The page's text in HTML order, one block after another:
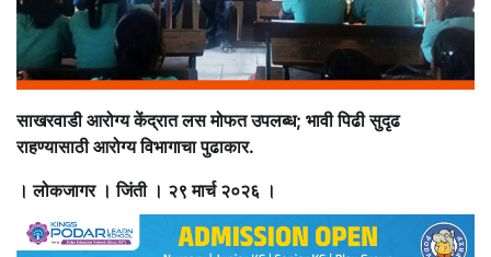
साखरवाडी आरोग्य केंद्रात लस मोफत उपलब्ध; भावी पिढी सुदृढ
राहण्यासाठी आरोग्य विभागाचा पुढाकार.
। लोकजागर । जिंती । २९ मार्च २०२६ ।